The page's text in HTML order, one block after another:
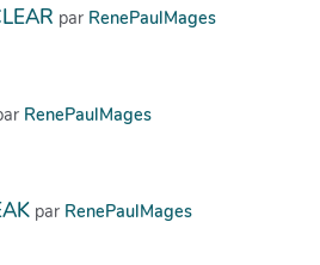
par RenePaulMages
RenePaulMages
par RenePaulMages